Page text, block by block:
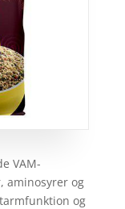
VAM-
aminosyrer og
og